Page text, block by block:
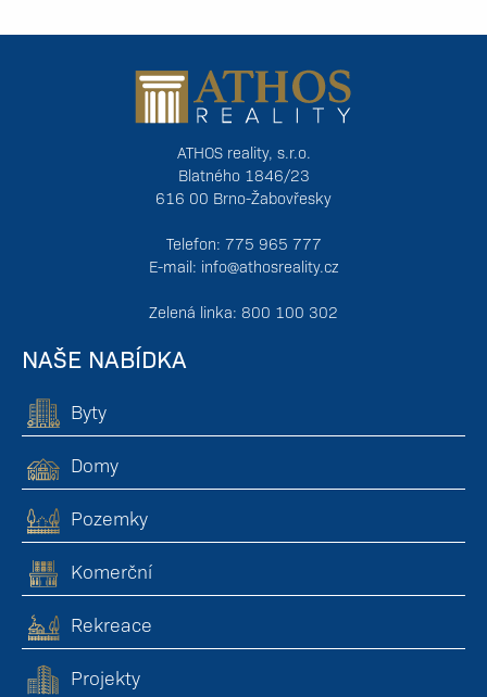
ATHOS reality, s.r.o.
Blatného 1846/23
616 00 Brno-Žabovřesky
Telefon: 775 965 777
E-mail: info@athosreality.cz
Zelená linka: 800 100 302
NAŠE NABÍDKA
Byty
Domy
Pozemky
Komerční
Rekreace
Projekty